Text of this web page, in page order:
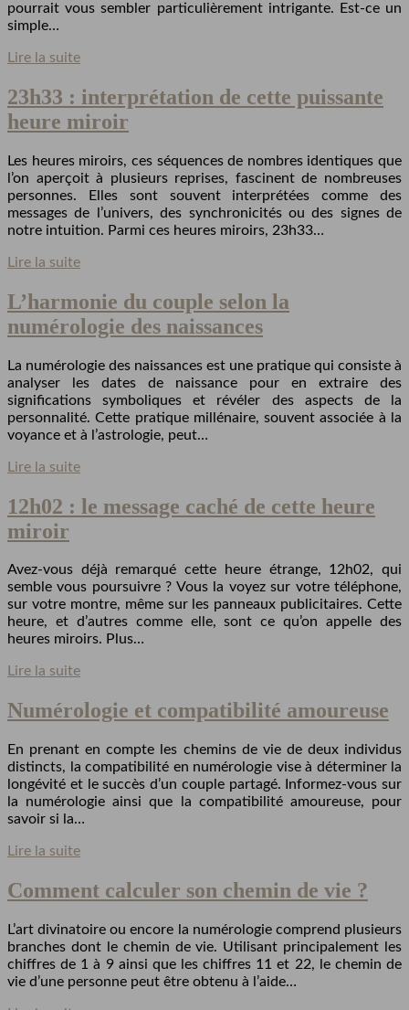
pourrait vous sembler particulièrement intrigante. Est-ce un
simple…
Lire la suite
23h33 : interprétation de cette puissante
heure miroir
Les heures miroirs, ces séquences de nombres identiques que
l’on aperçoit à plusieurs reprises, fascinent de nombreuses
personnes. Elles sont souvent interprétées comme des
messages de l’univers, des synchronicités ou des signes de
notre intuition. Parmi ces heures miroirs, 23h33…
Lire la suite
L’harmonie du couple selon la
numérologie des naissances
La numérologie des naissances est une pratique qui consiste à
analyser les dates de naissance pour en extraire des
significations symboliques et révéler des aspects de la
personnalité. Cette pratique millénaire, souvent associée à la
voyance et à l’astrologie, peut…
Lire la suite
12h02 : le message caché de cette heure
miroir
Avez-vous déjà remarqué cette heure étrange, 12h02, qui
semble vous poursuivre ? Vous la voyez sur votre téléphone,
sur votre montre, même sur les panneaux publicitaires. Cette
heure, et d’autres comme elle, sont ce qu’on appelle des
heures miroirs. Plus…
Lire la suite
Numérologie et compatibilité amoureuse
En prenant en compte les chemins de vie de deux individus
distincts, la compatibilité en numérologie vise à déterminer la
longévité et le succès d’un couple partagé. Informez-vous sur
la numérologie ainsi que la compatibilité amoureuse, pour
savoir si la…
Lire la suite
Comment calculer son chemin de vie ?
L’art divinatoire ou encore la numérologie comprend plusieurs
branches dont le chemin de vie. Utilisant principalement les
chiffres de 1 à 9 ainsi que les chiffres 11 et 22, le chemin de
vie d’une personne peut être obtenu à l’aide…